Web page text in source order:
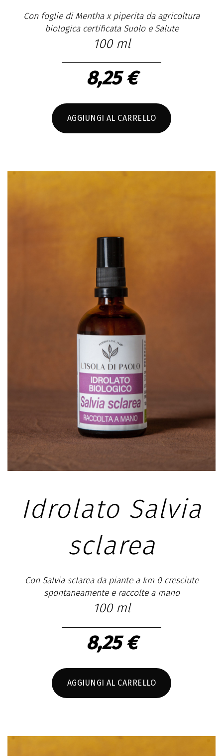
Con foglie di Mentha x piperita da agricoltura
biologica certificata Suolo e Salute
100 ml
8,25 €
AGGIUNGI AL CARRELLO
SCHEDA PRODOTTO
Idrolato Salvia
sclarea
Con Salvia sclarea da piante a km 0 cresciute
spontaneamente e raccolte a mano
100 ml
8,25 €
AGGIUNGI AL CARRELLO